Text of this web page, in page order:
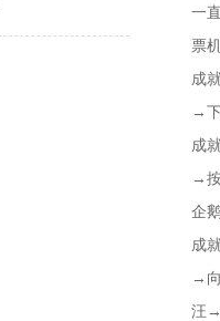
一
票
成
→
成
→
企
成
→
汪→